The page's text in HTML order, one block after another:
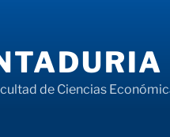
de Ciencias